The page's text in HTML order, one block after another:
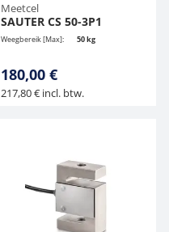
Meetcel
SAUTER CS 50-3P1
Weegbereik [Max]: 50 kg
180,00 €
217,80 € incl. btw.